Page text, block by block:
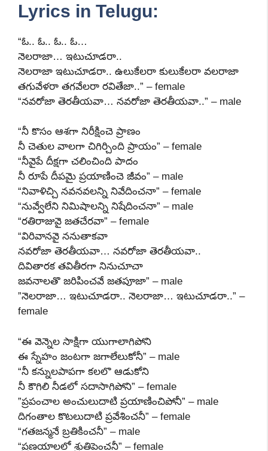
Lyrics in Telugu:
“ఓ.. ఓ.. ఓ.. ఓ…
నెలరాజా… ఇటుచూడరా..
నెలరాజా ఇటుచూడరా.. ఉలుకేలరా కులుకేలరా వలరాజా
తగువేళరా తగవేలరా రవితేజా..” – female
“నవరోజా తెరతీయవా… నవరోజా తెరతీయవా..” – male
“నీ కొసం ఆశగా నిరీక్షించె ప్రాణం
నీ చెతుల వాలగా చిగిర్చింది ప్రాయం” – female
“నీవైపే దీక్షగా చలించింది పాదం
నీ రూపే దీపమై ప్రయాణించె జీవం” – male
“నివాళిచ్చి నవనవలన్ని నివేదించనా” – female
“నువ్వేలేని నిమిషాలన్ని నిషేదించనా” – male
“రతిరాజువై జతచేరవా” – female
“విరివానవై ననుతాకవా
నవరోజా తెరతీయవా… నవరోజా తెరతీయవా..
దివితారక తవితీరగా నినుచూచా
జవనాలతొ జరిపించవే జతపూజా” – male
”నెలరాజా… ఇటుచూడరా.. నెలరాజా… ఇటుచూడరా..” –
female
“ఈ వెన్నెల సాక్షిగా యుగాలాగిపోని
ఈ స్నేహం జంటగా జగాలేలుకోనీ” – male
“నీ కన్నులపాపగా కలలొ ఆడుకోని
నీ కౌగిలి నీడలో సదాసాగిపోని” – female
”ప్రపంచాల అంచులుదాటి ప్రయాణించిపోనీ” – male
దిగంతాల కొటలుదాటి ప్రవేశించనీ” – female
“గతజన్మనే బ్రతికించనీ” – male
“ప్రణయాలలో శ్రుతిపెంచనీ” – female